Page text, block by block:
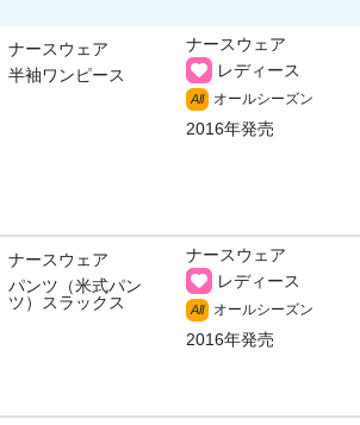
ナースウェア
半袖ワンピース
ナースウェア
レディース
All オールシーズン
2016年発売
ナースウェア
パンツ（米式パン
ツ）スラックス
ナースウェア
レディース
All オールシーズン
2016年発売